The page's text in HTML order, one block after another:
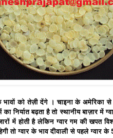
को तेज़ी देंगे । चाइना के अमेरिका से
बढ़ता है तो स्थानीय बाज़ार में
में होती है लेकिन ग्वार गम की खपत
तो ग्वार के भाव दीवाली से पहले